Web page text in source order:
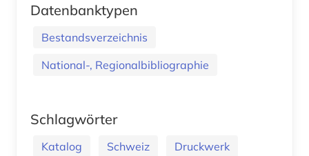
Datenbanktypen
Bestandsverzeichnis
National-, Regionalbibliographie
Schlagwörter
Katalog Schweiz
Druckwerk